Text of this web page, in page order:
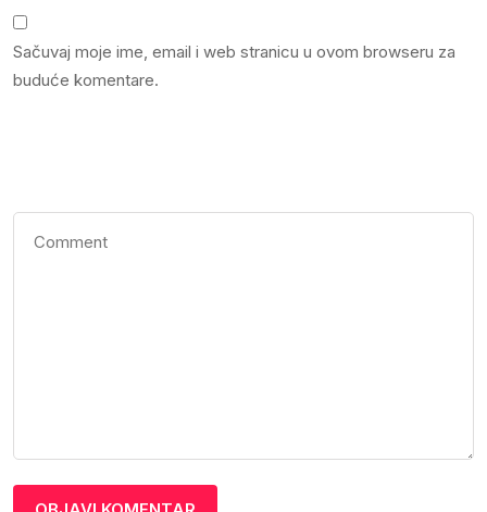
Sačuvaj moje ime, email i web stranicu u ovom browseru za
buduće komentare.